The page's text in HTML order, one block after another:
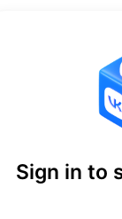
В 16:00
Sign in to